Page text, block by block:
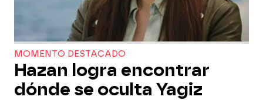
MOMENTO DESTACADO
Hazan logra encontrar
dónde se oculta Yagiz